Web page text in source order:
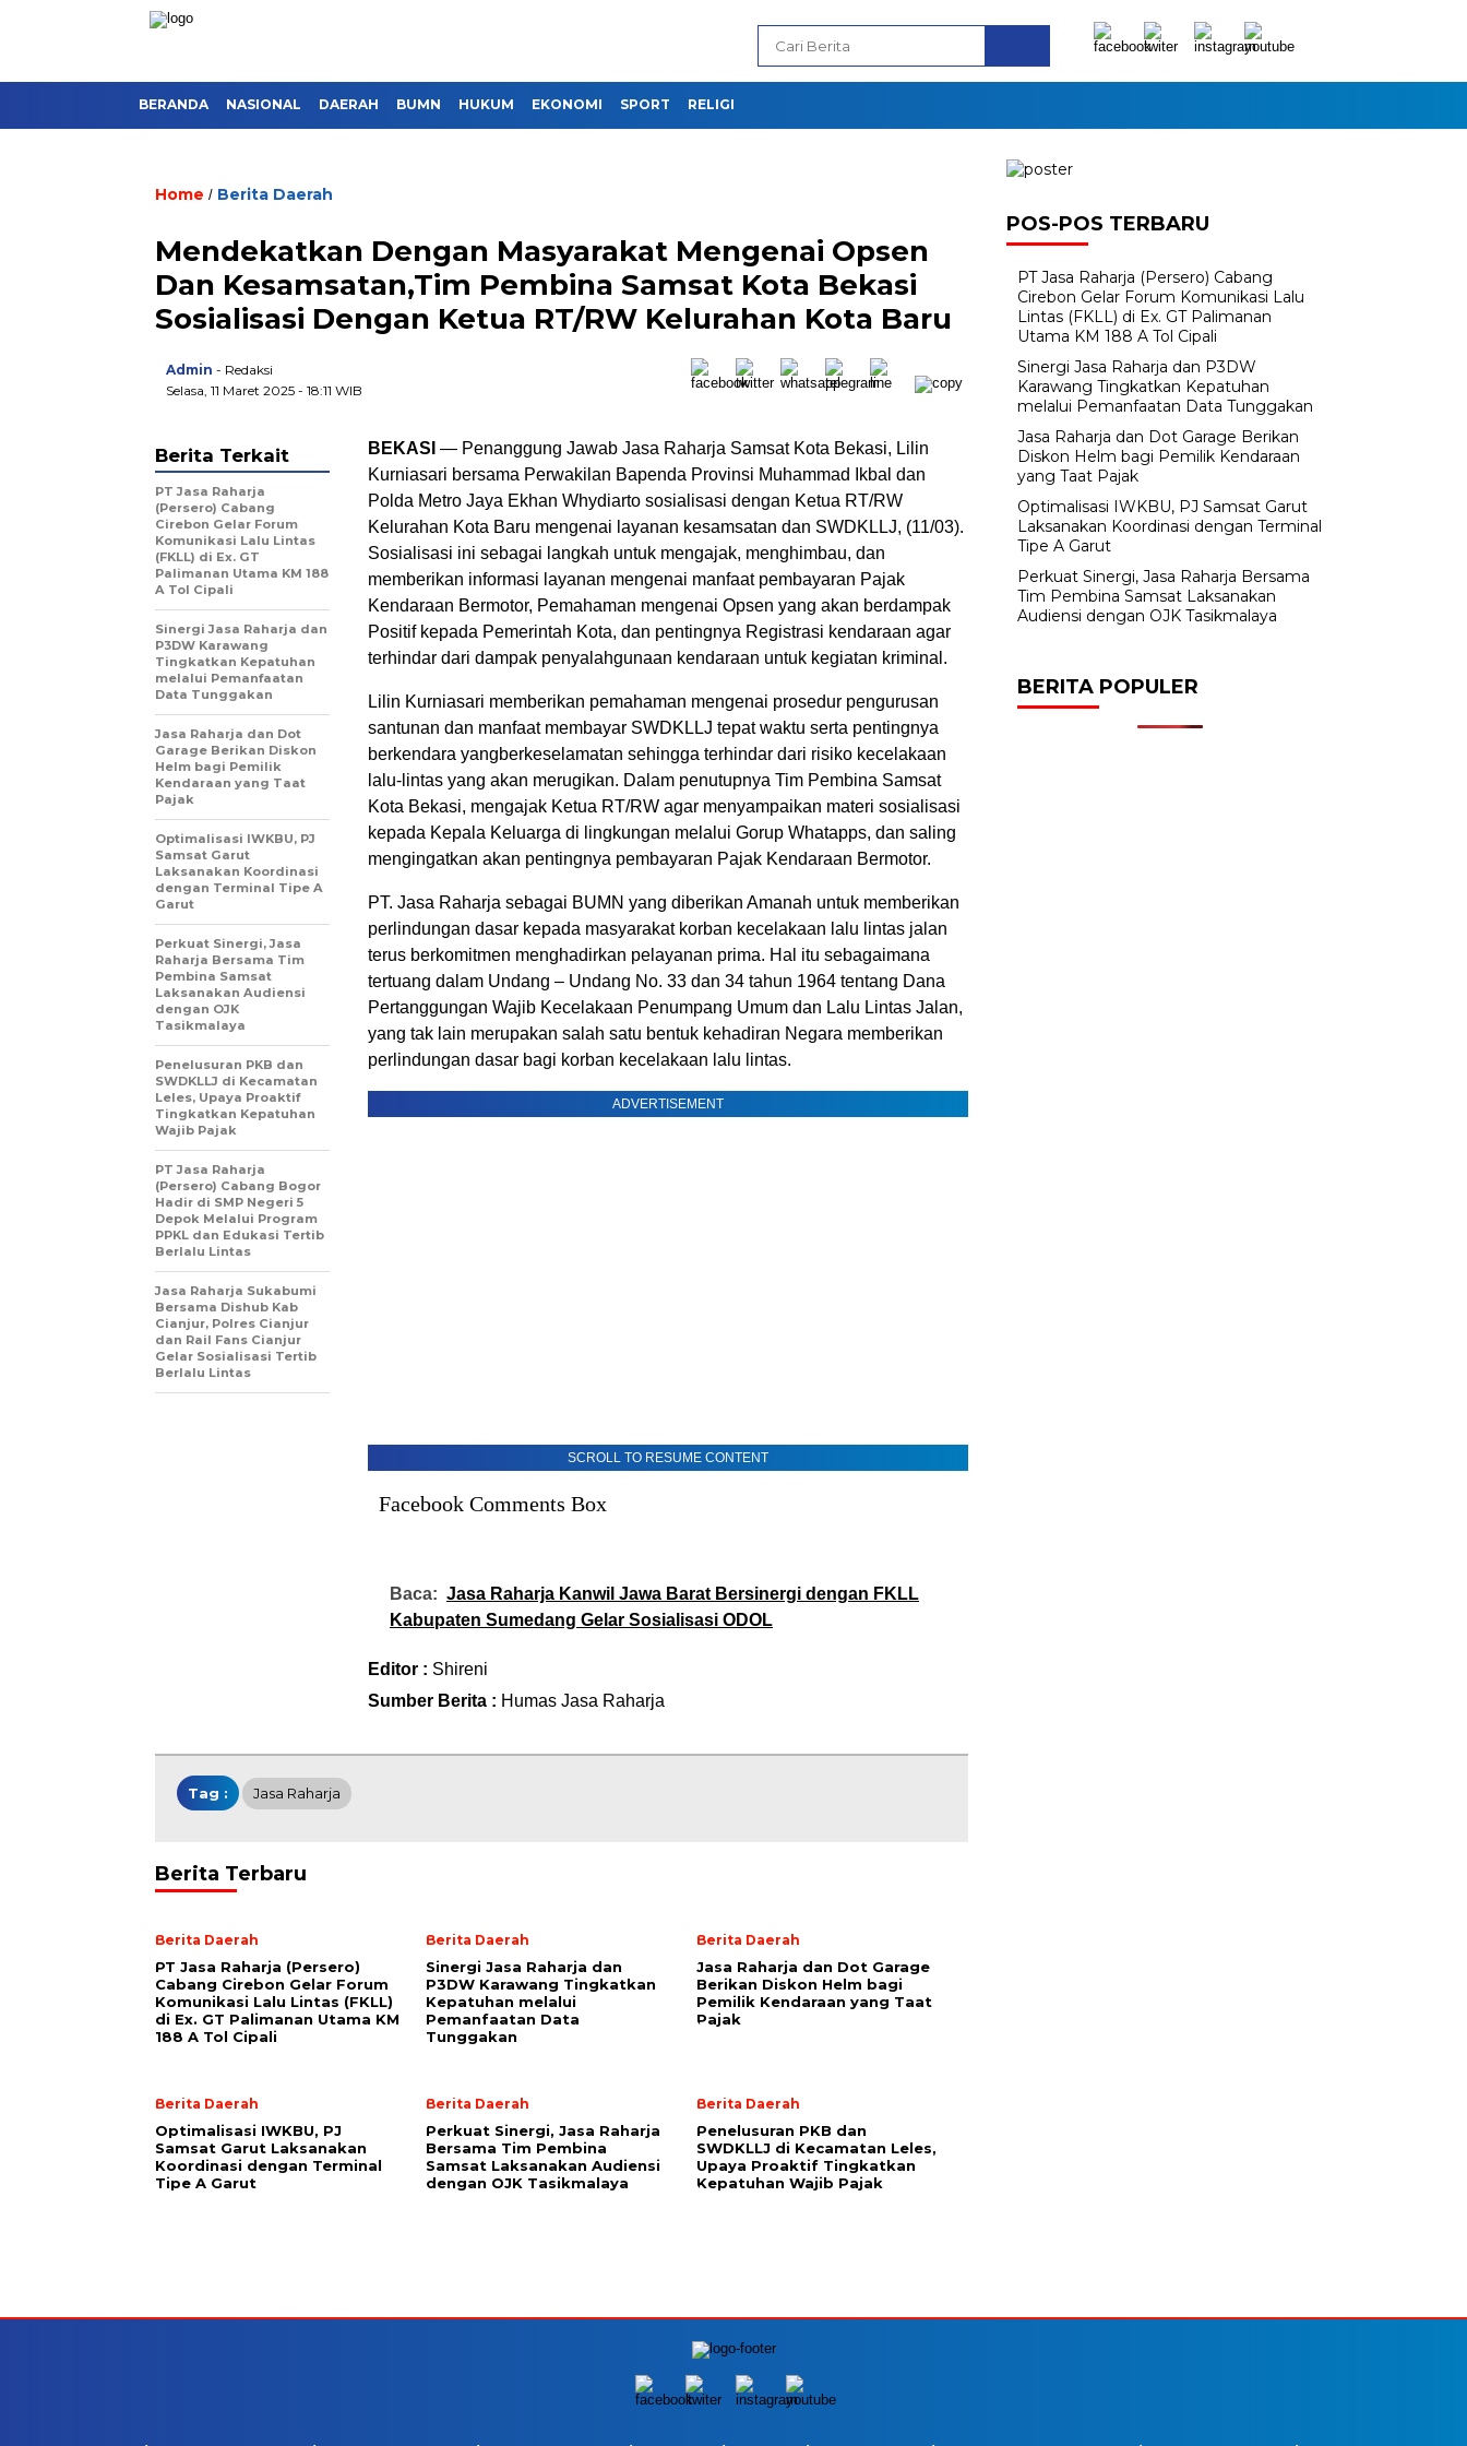
BERANDA NASIONAL DAERAH BUMN HUKUM EKONOMI SPORT RELIGI
Home / Berita Daerah
Mendekatkan Dengan Masyarakat Mengenai Opsen
Dan Kesamsatan,Tim Pembina Samsat Kota Bekasi
Sosialisasi Dengan Ketua RT/RW Kelurahan Kota Baru
Admin - Redaksi
Selasa, 11 Maret 2025 - 18:11 WIB
BEKASI — Penanggung Jawab Jasa Raharja Samsat Kota Bekasi, Lilin
Kurniasari bersama Perwakilan Bapenda Provinsi Muhammad Ikbal dan
Polda Metro Jaya Ekhan Whydiarto sosialisasi dengan Ketua RT/RW
Kelurahan Kota Baru mengenai layanan kesamsatan dan SWDKLLJ, (11/03).
Sosialisasi ini sebagai langkah untuk mengajak, menghimbau, dan
memberikan informasi layanan mengenai manfaat pembayaran Pajak
Kendaraan Bermotor, Pemahaman mengenai Opsen yang akan berdampak
Positif kepada Pemerintah Kota, dan pentingnya Registrasi kendaraan agar
terhindar dari dampak penyalahgunaan kendaraan untuk kegiatan kriminal.
Lilin Kurniasari memberikan pemahaman mengenai prosedur pengurusan
santunan dan manfaat membayar SWDKLLJ tepat waktu serta pentingnya
berkendara yangberkeselamatan sehingga terhindar dari risiko kecelakaan
lalu-lintas yang akan merugikan. Dalam penutupnya Tim Pembina Samsat
Kota Bekasi, mengajak Ketua RT/RW agar menyampaikan materi sosialisasi
kepada Kepala Keluarga di lingkungan melalui Gorup Whatapps, dan saling
mengingatkan akan pentingnya pembayaran Pajak Kendaraan Bermotor.
PT. Jasa Raharja sebagai BUMN yang diberikan Amanah untuk memberikan
perlindungan dasar kepada masyarakat korban kecelakaan lalu lintas jalan
terus berkomitmen menghadirkan pelayanan prima. Hal itu sebagaimana
tertuang dalam Undang – Undang No. 33 dan 34 tahun 1964 tentang Dana
Pertanggungan Wajib Kecelakaan Penumpang Umum dan Lalu Lintas Jalan,
yang tak lain merupakan salah satu bentuk kehadiran Negara memberikan
perlindungan dasar bagi korban kecelakaan lalu lintas.
ADVERTISEMENT
SCROLL TO RESUME CONTENT
Facebook Comments Box
Baca: Jasa Raharja Kanwil Jawa Barat Bersinergi dengan FKLL
Kabupaten Sumedang Gelar Sosialisasi ODOL
Editor : Shireni
Sumber Berita : Humas Jasa Raharja
Berita Terkait
PT Jasa Raharja
(Persero) Cabang
Cirebon Gelar Forum
Komunikasi Lalu Lintas
(FKLL) di Ex. GT
Palimanan Utama KM 188
A Tol Cipali
Sinergi Jasa Raharja dan
P3DW Karawang
Tingkatkan Kepatuhan
melalui Pemanfaatan
Data Tunggakan
Jasa Raharja dan Dot
Garage Berikan Diskon
Helm bagi Pemilik
Kendaraan yang Taat
Pajak
Optimalisasi IWKBU, PJ
Samsat Garut
Laksanakan Koordinasi
dengan Terminal Tipe A
Garut
Perkuat Sinergi, Jasa
Raharja Bersama Tim
Pembina Samsat
Laksanakan Audiensi
dengan OJK
Tasikmalaya
Penelusuran PKB dan
SWDKLLJ di Kecamatan
Leles, Upaya Proaktif
Tingkatkan Kepatuhan
Wajib Pajak
PT Jasa Raharja
(Persero) Cabang Bogor
Hadir di SMP Negeri 5
Depok Melalui Program
PPKL dan Edukasi Tertib
Berlalu Lintas
Jasa Raharja Sukabumi
Bersama Dishub Kab
Cianjur, Polres Cianjur
dan Rail Fans Cianjur
Gelar Sosialisasi Tertib
Berlalu Lintas
Tag : Jasa Raharja
Berita Terbaru
Berita Daerah
PT Jasa Raharja (Persero)
Cabang Cirebon Gelar Forum
Komunikasi Lalu Lintas (FKLL)
di Ex. GT Palimanan Utama KM
188 A Tol Cipali
Berita Daerah
Sinergi Jasa Raharja dan
P3DW Karawang Tingkatkan
Kepatuhan melalui
Pemanfaatan Data
Tunggakan
Berita Daerah
Jasa Raharja dan Dot Garage
Berikan Diskon Helm bagi
Pemilik Kendaraan yang Taat
Pajak
Berita Daerah
Optimalisasi IWKBU, PJ
Samsat Garut Laksanakan
Koordinasi dengan Terminal
Tipe A Garut
Berita Daerah
Perkuat Sinergi, Jasa Raharja
Bersama Tim Pembina
Samsat Laksanakan Audiensi
dengan OJK Tasikmalaya
Berita Daerah
Penelusuran PKB dan
SWDKLLJ di Kecamatan Leles,
Upaya Proaktif Tingkatkan
Kepatuhan Wajib Pajak
POS-POS TERBARU
PT Jasa Raharja (Persero) Cabang
Cirebon Gelar Forum Komunikasi Lalu
Lintas (FKLL) di Ex. GT Palimanan
Utama KM 188 A Tol Cipali
Sinergi Jasa Raharja dan P3DW
Karawang Tingkatkan Kepatuhan
melalui Pemanfaatan Data Tunggakan
Jasa Raharja dan Dot Garage Berikan
Diskon Helm bagi Pemilik Kendaraan
yang Taat Pajak
Optimalisasi IWKBU, PJ Samsat Garut
Laksanakan Koordinasi dengan Terminal
Tipe A Garut
Perkuat Sinergi, Jasa Raharja Bersama
Tim Pembina Samsat Laksanakan
Audiensi dengan OJK Tasikmalaya
BERITA POPULER